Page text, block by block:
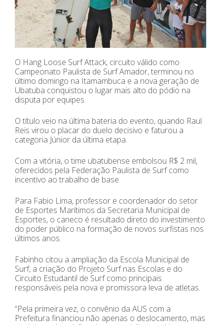
O Hang Loose Surf Attack, circuito válido como
Campeonato Paulista de Surf Amador, terminou no
último domingo na Itamambuca e a nova geração de
Ubatuba conquistou o lugar mais alto do pódio na
disputa por equipes.
O título veio na última bateria do evento, quando Raul
Reis virou o placar do duelo decisivo e faturou a
categoria Júnior da última etapa.
Com a vitória, o time ubatubense embolsou R$ 2 mil,
oferecidos pela Federação Paulista de Surf como
incentivo ao trabalho de base.
Para Fabio Lima, professor e coordenador do setor
de Esportes Marítimos da Secretaria Municipal de
Esportes, o caneco é resultado direto do investimento
do poder público na formação de novos surfistas nos
últimos anos.
Fabinho citou a ampliação da Escola Municipal de
Surf, a criação do Projeto Surf nas Escolas e do
Circuito Estudantil de Surf como principais
responsáveis pela nova e promissora leva de atletas.
“Pela primeira vez, o convênio da AUS com a
Prefeitura financiou não apenas o deslocamento, mas